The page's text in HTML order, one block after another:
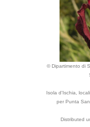
© Dipartimento di
Isola d'Ischia,
per Punta
Distributed